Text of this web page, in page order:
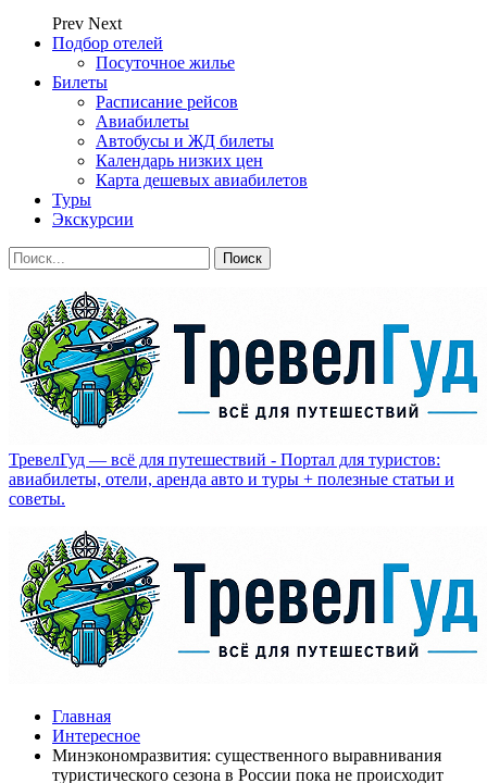
Prev Next
Подбор отелей
Посуточное жилье
Билеты
Расписание рейсов
Авиабилеты
Автобусы и ЖД билеты
Календарь низких цен
Карта дешевых авиабилетов
Туры
Экскурсии
ТревелГуд — всё для путешествий - Портал для туристов:
авиабилеты, отели, аренда авто и туры + полезные статьи и
советы.
Главная
Интересное
Минэкономразвития: существенного выравнивания
туристического сезона в России пока не происходит